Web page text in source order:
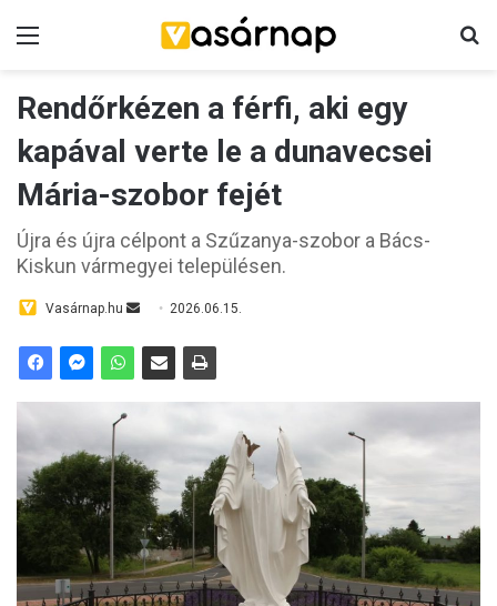
Rendőrkézen a férfi, aki egy
kapával verte le a dunavecsei
Mária-szobor fejét
Újra és újra célpont a Szűzanya-szobor a Bács-
Kiskun vármegyei településen.
Vasárnap.hu
n
e
m
a
i
l
2026.06.15.